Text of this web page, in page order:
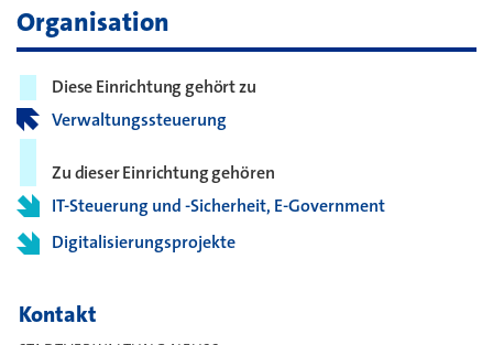
Organisation
Diese Einrichtung gehört zu
Verwaltungssteuerung
Zu dieser Einrichtung gehören
IT-Steuerung und -Sicherheit, E-Government
Digitalisierungsprojekte
Kontakt